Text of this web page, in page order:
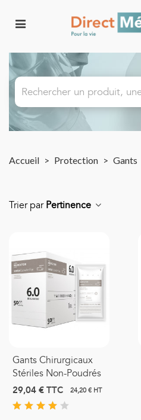
Accueil > Protection > Gants
Trier par Pertinence
Gants Chirurgicaux
Stériles Non-Poudrés
29,04 €TTC 24,20 € HT